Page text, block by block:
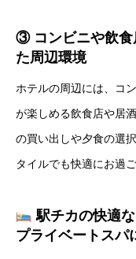
③ コンビニや飲食
た周辺環境
ホテルの周辺には、コ
が楽しめる飲食店や居
の買い出しや夕食の選
タイルでも快適にお過
駅チカの快適
プライベートスパ